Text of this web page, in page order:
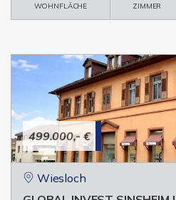
WOHNFLÄCHE
ZIMMER
499.000,- €
Wiesloch